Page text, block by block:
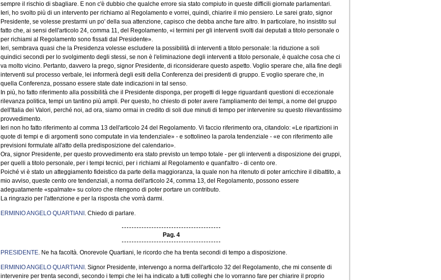
sempre il rischio di sbagliare. E non c'è dubbio che qualche errore sia stato compiuto in queste difficili giornate parlamentari.
Ieri, ho svolto più di un intervento per richiamo al Regolamento e vorrei, quindi, chiarire il mio pensiero. Le sarei grato, signor
Presidente, se volesse prestarmi un po' della sua attenzione, capisco che debba anche fare altro. In particolare, ho insistito sul
fatto che, ai sensi dell'articolo 24, comma 11, del Regolamento, «i termini per gli interventi svolti dai deputati a titolo personale o
per richiami al Regolamento sono fissati dal Presidente».
Ieri, sembrava quasi che la Presidenza volesse escludere la possibilità di interventi a titolo personale: la riduzione a soli
quindici secondi per lo svolgimento degli stessi, se non è l'eliminazione degli interventi a titolo personale, è qualche cosa che ci
va molto vicino. Pertanto, davvero la prego, signor Presidente, di riconsiderare questo aspetto. Voglio sperare che, alla fine degli
interventi sul processo verbale, lei informerà degli esiti della Conferenza dei presidenti di gruppo. E voglio sperare che, in
quella Conferenza, possano essere state date indicazioni in tal senso.
In più, ho fatto riferimento alla possibilità che il Presidente disponga, per progetti di legge riguardanti questioni di eccezionale
rilevanza politica, tempi un tantino più ampli. Per questo, ho chiesto di poter avere l'ampliamento dei tempi, a nome del gruppo
dell'Italia dei Valori, perché noi, ad ora, siamo ormai in credito di soli due minuti di tempo per intervenire su questo rilevantissimo
provvedimento.
Ieri non ho fatto riferimento al comma 13 dell'articolo 24 del Regolamento. Vi faccio riferimento ora, citandolo: «Le ripartizioni in
quote di tempi e di argomenti sono computate in via tendenziale» - e sottolineo la parola tendenziale - «e con riferimento alle
previsioni formulate all'atto della predisposizione del calendario».
Ora, signor Presidente, per questo provvedimento era stato previsto un tempo totale - per gli interventi a disposizione dei gruppi,
per quelli a titolo personale, per i tempi tecnici, per i richiami al Regolamento e quant'altro - di cento ore.
Poiché vi è stato un atteggiamento fideistico da parte della maggioranza, la quale non ha ritenuto di poter arricchire il dibattito, a
mio avviso, queste cento ore tendenziali, a norma dell'articolo 24, comma 13, del Regolamento, possono essere
adeguatamente «spalmate» su coloro che ritengono di poter portare un contributo.
La ringrazio per l'attenzione e per la risposta che vorrà darmi.
ERMINIO ANGELO QUARTIANI . Chiedo di parlare.
Pag. 4
PRESIDENTE. Ne ha facoltà. Onorevole Quartiani, le ricordo che ha trenta secondi di tempo a disposizione.
ERMINIO ANGELO QUARTIANI . Signor Presidente, intervengo a norma dell'articolo 32 del Regolamento, che mi consente di
intervenire per trenta secondi, secondo i tempi che lei ha indicato a tutti colleghi che lo vorranno fare per chiarire il proprio